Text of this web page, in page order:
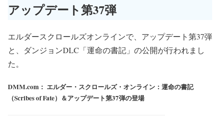
アップデート第37弾
エルダースクロールズオンラインで、アップデート第37弾
と、ダンジョンDLC「運命の書記」の公開が行われまし
た。
DMM.com： エルダー・スクロールズ・オンライン：運命の書記
（Scribes of Fate）＆アップデート第37弾の登場